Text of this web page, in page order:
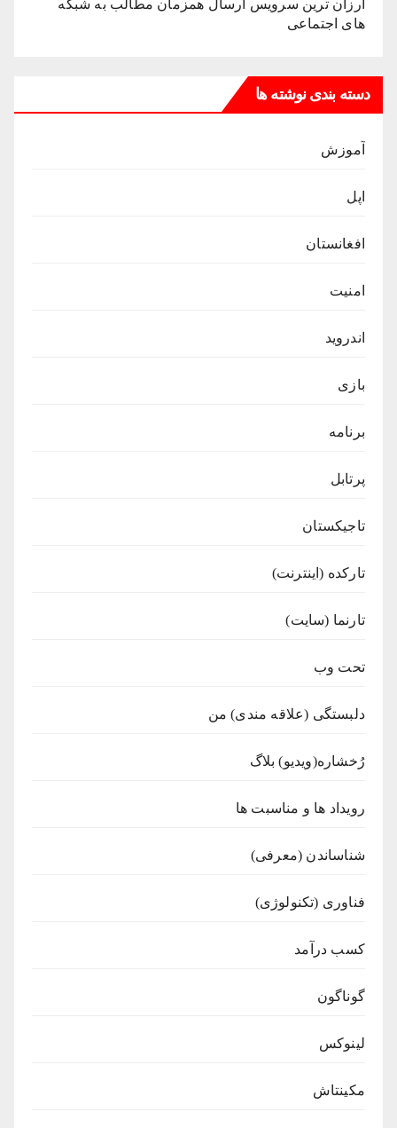
ارزان ترین سرویس ارسال همزمان مطالب به شبکه
های اجتماعی
دسته بندی نوشته ها
آموزش
اپل
افغانستان
امنیت
اندروید
بازی
برنامه
پرتابل
تاجیکستان
تارکده (اینترنت)
تارنما (سایت)
تحت وب
دلبستگی (علاقه مندی) من
رُخشاره(ویدیو) بلاگ
رویداد ها و مناسبت ها
شناساندن (معرفی)
فناوری (تکنولوژی)
کسب درآمد
گوناگون
لینوکس
مکینتاش